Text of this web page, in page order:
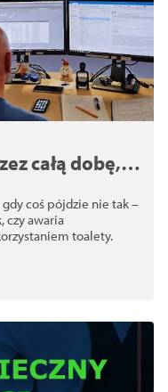
całą dobę,
coś pójdzie nie tak –
czy awaria
toalety.